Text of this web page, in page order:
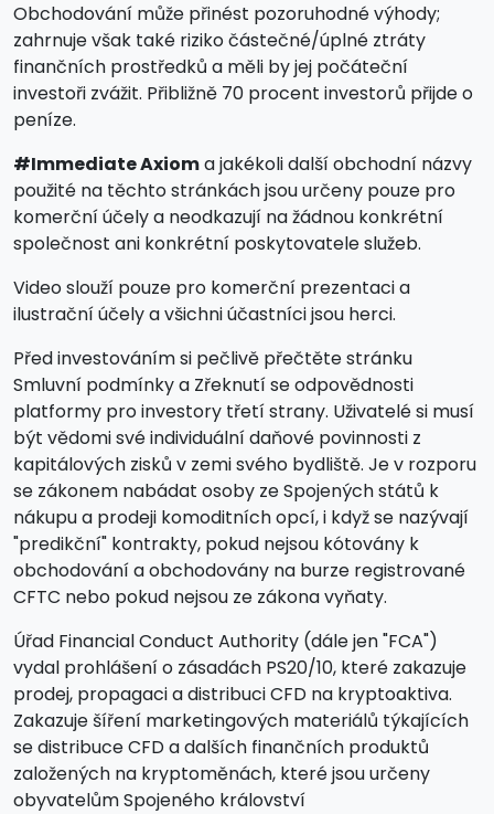
Obchodování může přinést pozoruhodné výhody;
zahrnuje však také riziko částečné/úplné ztráty
finančních prostředků a měli by jej počáteční
investoři zvážit. Přibližně 70 procent investorů přijde o
peníze.
#Immediate Axioma jakékoli další obchodní názvy
použité na těchto stránkách jsou určeny pouze pro
komerční účely a neodkazují na žádnou konkrétní
společnost ani konkrétní poskytovatele služeb.
Video slouží pouze pro komerční prezentaci a
ilustrační účely a všichni účastníci jsou herci.
Před investováním si pečlivě přečtěte stránku
Smluvní podmínky a Zřeknutí se odpovědnosti
platformy pro investory třetí strany. Uživatelé si musí
být vědomi své individuální daňové povinnosti z
kapitálových zisků v zemi svého bydliště. Je v rozporu
se zákonem nabádat osoby ze Spojených států k
nákupu a prodeji komoditních opcí, i když se nazývají
"predikční" kontrakty, pokud nejsou kótovány k
obchodování a obchodovány na burze registrované
CFTC nebo pokud nejsou ze zákona vyňaty.
Úřad Financial Conduct Authority (dále jen "FCA")
vydal prohlášení o zásadách PS20/10, které zakazuje
prodej, propagaci a distribuci CFD na kryptoaktiva.
Zakazuje šíření marketingových materiálů týkajících
se distribuce CFD a dalších finančních produktů
založených na kryptoměnách, které jsou určeny
obyvatelům Spojeného království